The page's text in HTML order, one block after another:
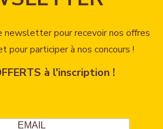
newsletter pour recevoir nos offres
pour participer à nos concours !
à l'inscription !